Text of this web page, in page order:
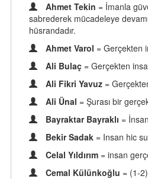
Ahmet Tekin = İmanla
sabrederek mücadeleye
hüsrandadır.
Ahmet Varol = Gerçekten
Ali Bulaç = Gerçekten
Ali Fikri Yavuz =
Ali Ünal = Şurası bir
Bayraktar Bayraklı =
Bekir Sadak = Insan hic
Celal Yıldırım = insan
Cemal Külünkoğlu = (1-